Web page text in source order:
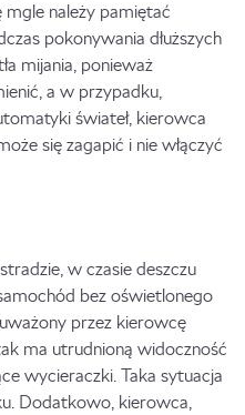
mgle należy pamiętać
pokonywania dłuższych
mijania, ponieważ
a w przypadku,
świateł, kierowca
się zagapić i nie włączyć
w czasie deszczu
bez oświetlonego
przez kierowcę
ma utrudnioną widoczność
wycieraczki. Taka sytuacja
Dodatkowo, kierowca,